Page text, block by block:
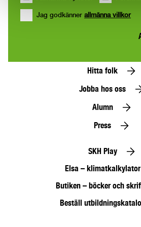
Jag godkänner allmänna villkor
Hitta folk
Jobba hos oss
Alumn
Press
SKH Play
Elsa – klimatkalkylator
Butiken – böcker och
Beställ